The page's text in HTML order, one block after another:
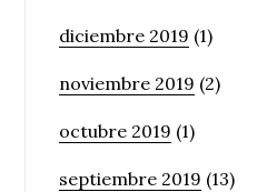
diciembre 2019 (1)
noviembre 2019 (2)
octubre 2019 (1)
septiembre 2019 (13)